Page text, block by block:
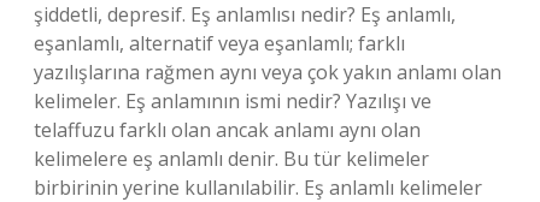
şiddetli, depresif. Eş anlamlısı nedir? Eş anlamlı,
eşanlamlı, alternatif veya eşanlamlı; farklı
yazılışlarına rağmen aynı veya çok yakın anlamı olan
kelimeler. Eş anlamının ismi nedir? Yazılışı ve
telaffuzu farklı olan ancak anlamı aynı olan
kelimelere eş anlamlı denir. Bu tür kelimeler
birbirinin yerine kullanılabilir. Eş anlamlı kelimeler